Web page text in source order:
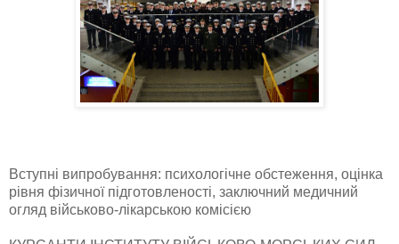
Вступні випробування: психологічне обстеження, оцінка
рівня фізичної підготовленості, заключний медичний
огляд військово-лікарською комісією